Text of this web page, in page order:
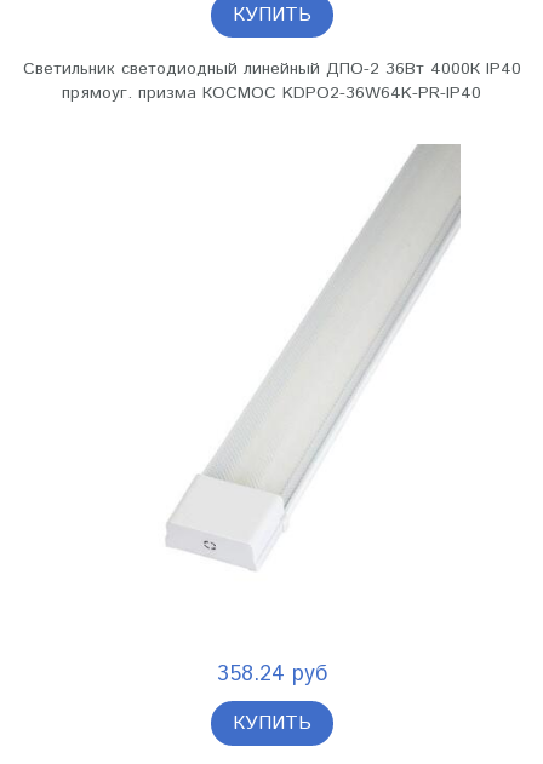
КУПИТЬ
Светильник светодиодный линейный ДПО-2 36Вт 4000К IP40
прямоуг. призма КОСМОС KDPO2-36W64K-PR-IP40
358.24 руб
КУПИТЬ